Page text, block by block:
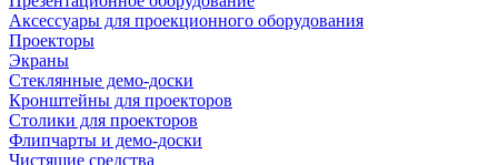
Аксессуары для проекционного оборудования
Проекторы
Экраны
Стеклянные демо-доски
Кронштейны для проекторов
Столики для проекторов
Флипчарты и демо-доски
Чистящие средства